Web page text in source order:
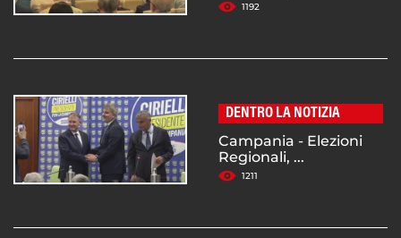
1192
DENTRO LA NOTIZIA
Campania - Elezioni
Regionali, ...
1211